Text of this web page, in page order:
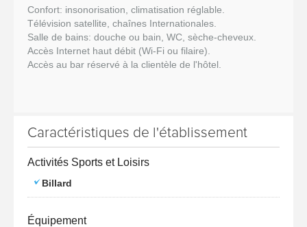
Confort: insonorisation, climatisation réglable.
Télévision satellite, chaînes Internationales.
Salle de bains: douche ou bain, WC, sèche-cheveux.
Accès Internet haut débit (Wi-Fi ou filaire).
Accès au bar réservé à la clientèle de l'hôtel.
Caractéristiques de l'établissement
Activités Sports et Loisirs
Billard
Équipement